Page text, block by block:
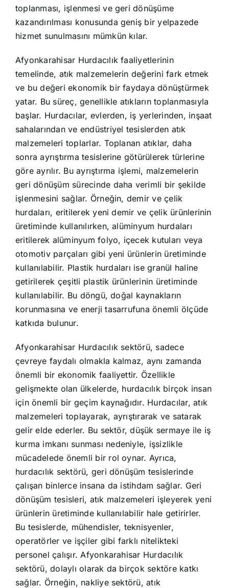
toplanması, işlenmesi ve geri dönüşüme
kazandırılması konusunda geniş bir yelpazede
hizmet sunulmasını mümkün kılar.
Afyonkarahisar Hurdacılık faaliyetlerinin
temelinde, atık malzemelerin değerini fark etmek
ve bu değeri ekonomik bir faydaya dönüştürmek
yatar. Bu süreç, genellikle atıkların toplanmasıyla
başlar. Hurdacılar, evlerden, iş yerlerinden, inşaat
sahalarından ve endüstriyel tesislerden atık
malzemeleri toplarlar. Toplanan atıklar, daha
sonra ayrıştırma tesislerine götürülerek türlerine
göre ayrılır. Bu ayrıştırma işlemi, malzemelerin
geri dönüşüm sürecinde daha verimli bir şekilde
işlenmesini sağlar. Örneğin, demir ve çelik
hurdaları, eritilerek yeni demir ve çelik ürünlerinin
üretiminde kullanılırken, alüminyum hurdaları
eritilerek alüminyum folyo, içecek kutuları veya
otomotiv parçaları gibi yeni ürünlerin üretiminde
kullanılabilir. Plastik hurdaları ise granül haline
getirilerek çeşitli plastik ürünlerinin üretiminde
kullanılabilir. Bu döngü, doğal kaynakların
korunmasına ve enerji tasarrufuna önemli ölçüde
katkıda bulunur.
Afyonkarahisar Hurdacılık sektörü, sadece
çevreye faydalı olmakla kalmaz, aynı zamanda
önemli bir ekonomik faaliyettir. Özellikle
gelişmekte olan ülkelerde, hurdacılık birçok insan
için önemli bir geçim kaynağıdır. Hurdacılar, atık
malzemeleri toplayarak, ayrıştırarak ve satarak
gelir elde ederler. Bu sektör, düşük sermaye ile iş
kurma imkanı sunması nedeniyle, işsizlikle
mücadelede önemli bir rol oynar. Ayrıca,
hurdacılık sektörü, geri dönüşüm tesislerinde
çalışan binlerce insana da istihdam sağlar. Geri
dönüşüm tesisleri, atık malzemeleri işleyerek yeni
ürünlerin üretiminde kullanılabilir hale getirirler.
Bu tesislerde, mühendisler, teknisyenler,
operatörler ve işçiler gibi farklı nitelikteki
personel çalışır. Afyonkarahisar Hurdacılık
sektörü, dolaylı olarak da birçok sektöre katkı
sağlar. Örneğin, nakliye sektörü, atık